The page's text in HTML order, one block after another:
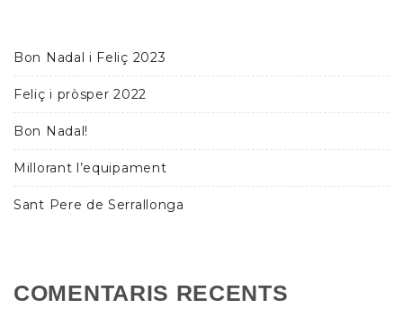
Bon Nadal i Feliç 2023
Feliç i pròsper 2022
Bon Nadal!
Millorant l’equipament
Sant Pere de Serrallonga
COMENTARIS RECENTS